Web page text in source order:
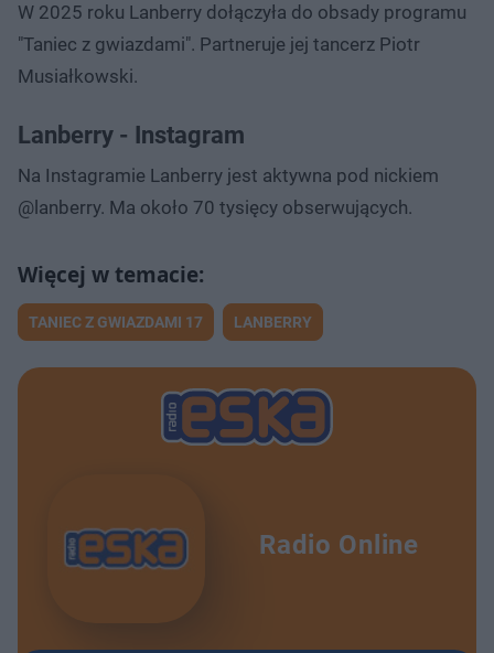
W 2025 roku Lanberry dołączyła do obsady programu
"Taniec z gwiazdami". Partneruje jej tancerz Piotr
Musiałkowski.
Lanberry - Instagram
Na Instagramie Lanberry jest aktywna pod nickiem
@lanberry. Ma około 70 tysięcy obserwujących.
TANIEC Z GWIAZDAMI 17 LANBERRY
Radio Online